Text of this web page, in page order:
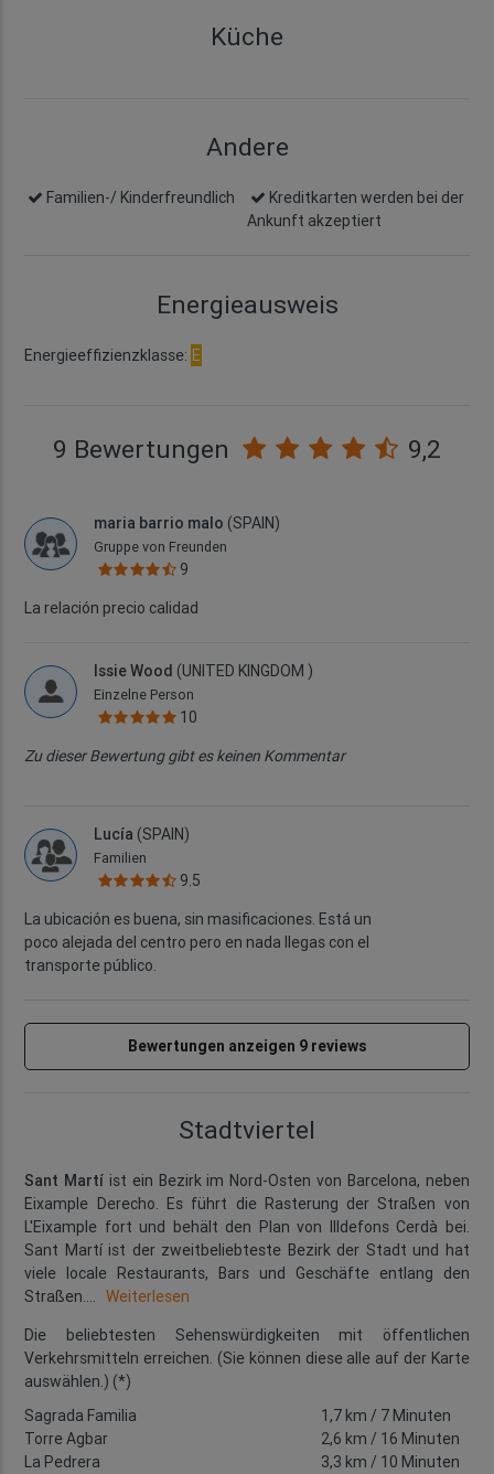
Küche
Andere
Familien-/ Kinderfreundlich
Kreditkarten werden bei der
Ankunft akzeptiert
Energieausweis
Energieeffizienzklasse: E
9 Bewertungen 9,2
maria barrio malo (SPAIN)
Gruppe von Freunden
9
La relación precio calidad
Issie Wood (UNITED KINGDOM )
Einzelne Person
10
Zu dieser Bewertung gibt es keinen Kommentar
Lucía (SPAIN)
Familien
9.5
La ubicación es buena, sin masificaciones. Está un
poco alejada del centro pero en nada llegas con el
transporte público.
Bewertungen anzeigen 9 reviews
Stadtviertel
Sant Martí ist ein Bezirk im Nord-Osten von Barcelona, neben
Eixample Derecho. Es führt die Rasterung der Straßen von
L'Eixample fort und behält den Plan von Illdefons Cerdà bei.
Sant Martí ist der zweitbeliebteste Bezirk der Stadt und hat
viele locale Restaurants, Bars und Geschäfte entlang den
Straßen.... Weiterlesen
Die beliebtesten Sehenswürdigkeiten mit öffentlichen
Verkehrsmitteln erreichen. (Sie können diese alle auf der Karte
auswählen.) (*)
Sagrada Familia
1,7 km / 7 Minuten
Torre Agbar
2,6 km / 16 Minuten
La Pedrera
3,3 km / 10 Minuten